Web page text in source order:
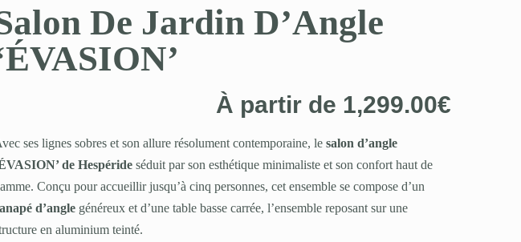
De Jardin D’Angle
À partir de 1,299.00€
ses lignes sobres et son allure résolument contemporaine, le salon d’angle
de Hespéride séduit par son esthétique minimaliste et son confort haut de
Conçu pour accueillir jusqu’à cinq personnes, cet ensemble se compose d’un
d’angle généreux et d’une table basse carrée, l’ensemble reposant sur une
en aluminium teinté.